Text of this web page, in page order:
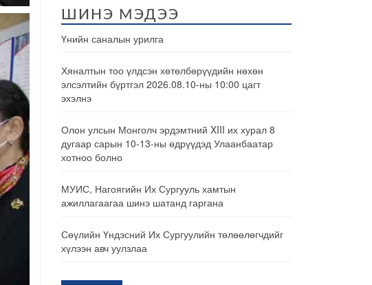
ШИНЭ МЭДЭЭ
Үнийн саналын урилга
Хяналтын тоо үлдсэн хөтөлбөрүүдийн нөхөн
элсэлтийн бүртгэл 2026.08.10-ны 10:00 цагт
эхэлнэ
Олон улсын Монголч эрдэмтний XIII их хурал 8
дугаар сарын 10-13-ны өдрүүдэд Улаанбаатар
хотноо болно
МУИС, Нагоягийн Их Сургууль хамтын
ажиллагаагаа шинэ шатанд гаргана
Сөүлийн Үндэсний Их Сургуулийн төлөөлөгчдийг
хүлээн авч уулзлаа